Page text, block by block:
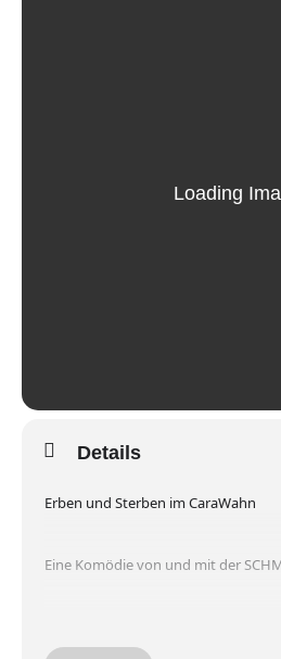
Details
Erben und Sterben im CaraWahn
Eine Komödie von und mit der